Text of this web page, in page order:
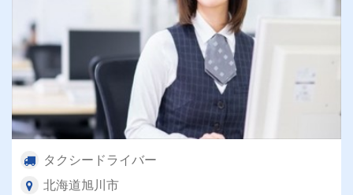
タクシードライバー
北海道旭川市